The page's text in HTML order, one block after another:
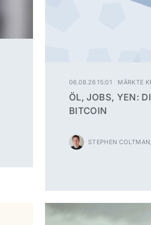
06.08.26 15:01 MÄRKTE
ÖL, JOBS, YEN:
BITCOIN
STEPHEN